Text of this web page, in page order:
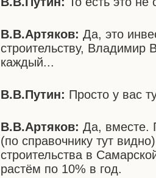
В.В.Артяков: Да, это
строительству, Владимир
каждый...
В.В.Путин: Просто у вас
В.В.Артяков: Да, вместе.
(по справочнику тут
строительства в
растём по 10% в год.